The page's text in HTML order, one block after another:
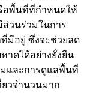
อพื้นที่ที่กำหนดให้
ส่วนร่วมในการ
มีอยู่ ซึ่งจะช่วยลด
าดได้อย่างยั่งยืน
และการดูแลพื้นที่
วจำนวนมาก